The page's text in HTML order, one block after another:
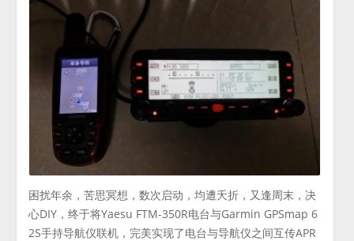
困扰年余，苦思冥想，数次启动，均遭夭折，又逢周末，决
心DIY，终于将Yaesu FTM-350R电台与Garmin GPSmap 6
2S手持导航仪联机，完美实现了电台与导航仪之间互传APR